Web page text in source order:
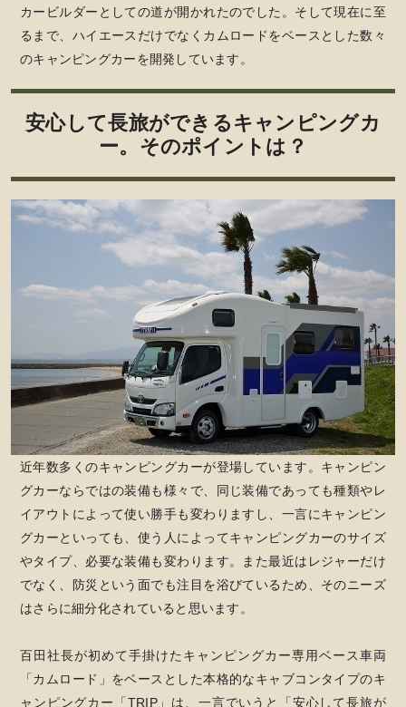
カービルダーとしての道が開かれたのでした。そして現在に至
るまで、ハイエースだけでなくカムロードをベースとした数々
のキャンピングカーを開発しています。
安心して長旅ができるキャンピングカ
ー。そのポイントは？
近年数多くのキャンピングカーが登場しています。キャンピン
グカーならではの装備も様々で、同じ装備であっても種類やレ
イアウトによって使い勝手も変わりますし、一言にキャンピン
グカーといっても、使う人によってキャンピングカーのサイズ
やタイプ、必要な装備も変わります。また最近はレジャーだけ
でなく、防災という面でも注目を浴びているため、そのニーズ
はさらに細分化されていると思います。
百田社長が初めて手掛けたキャンピングカー専用ベース車両
「カムロード」をベースとした本格的なキャブコンタイプのキ
ャンピングカー「TRIP」は、一言でいうと「安心して長旅が